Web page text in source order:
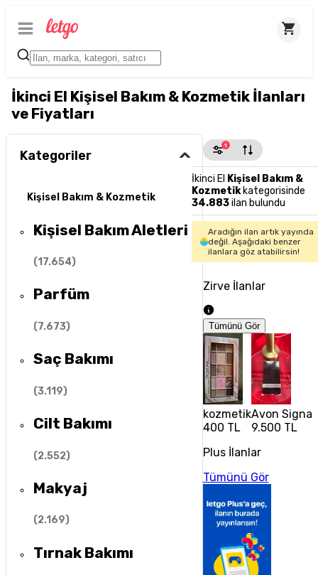
İkinci El Kişisel Bakım & Kozmetik İlanları
ve Fiyatları
Kategoriler
Kişisel Bakım & Kozmetik
Kişisel Bakım Aletleri
(17.654)
Parfüm
(7.673)
Saç Bakımı
(3.119)
Cilt Bakımı
(2.552)
Makyaj
(2.169)
Tırnak Bakımı
1
İkinci El Kişisel Bakım &
Kozmetikkategorisinde
34.883ilan bulundu
Aradığın ilan artık yayında
değil. Aşağıdaki benzer
ilanlara göz atabilirsin!
Zirve İlanlar
Tümünü Gör
kozmetik
400 TL
Avon
9.500 TL
Plus İlanlar
Tümünü Gör